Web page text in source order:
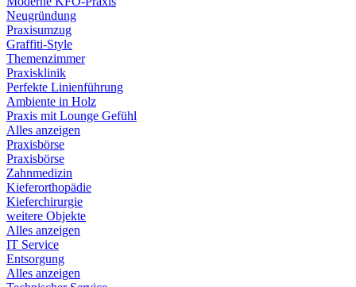
Neugründung
Praxisumzug
Graffiti-Style
Themenzimmer
Praxisklinik
Perfekte Linienführung
Ambiente in Holz
Praxis mit Lounge Gefühl
Alles anzeigen
Praxisbörse
Praxisbörse
Zahnmedizin
Kieferorthopädie
Kieferchirurgie
weitere Objekte
Alles anzeigen
IT Service
Entsorgung
Alles anzeigen